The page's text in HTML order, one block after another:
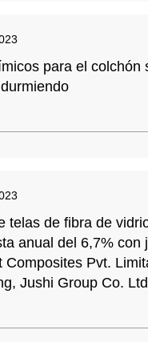
para el colchón
telas de fibra de
anual del 6,7% con
Composites Pvt.
Jushi Group Co.